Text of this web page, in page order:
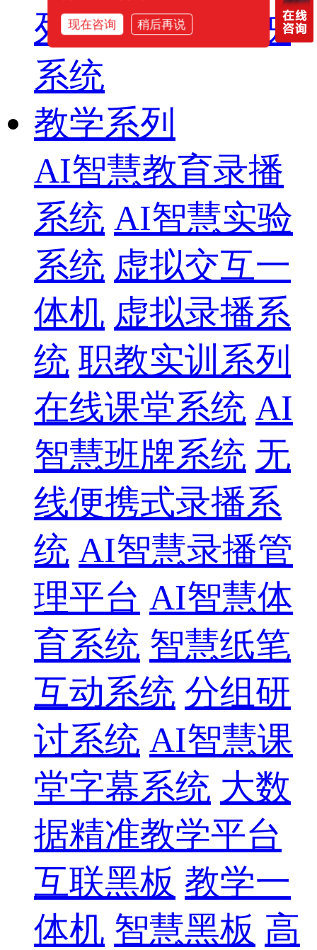
列 智慧影片放映
系统
教学系列
AI智慧教育录播
系统 AI智慧实验
系统 虚拟交互一
体机 虚拟录播系
统 职教实训系列
在线课堂系统 AI
智慧班牌系统 无
线便携式录播系
统 AI智慧录播管
理平台 AI智慧体
育系统 智慧纸笔
互动系统 分组研
讨系统 AI智慧课
堂字幕系统 大数
据精准教学平台
互联黑板 教学一
体机 智慧黑板 高
现在咨询 稍后再说